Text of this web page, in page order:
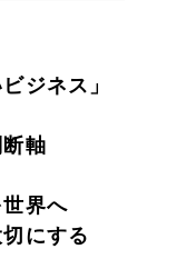
ジネス」
軸
界へ
にする